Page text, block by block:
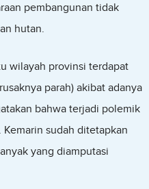
pembangunan tidak
hutan.
wilayah provinsi terdapat
parah) akibat adanya
bahwa terjadi polemik
sudah ditetapkan
yang diamputasi